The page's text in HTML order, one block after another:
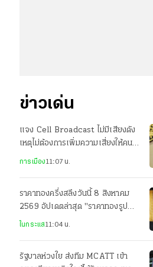
ข่าวเด่น
แจง Cell Broadcast ไม่มีเสียงดัง
เหตุไม่ต้องการเพิ่มความเสี่ยงให้คนที่
หลบซ่อน
การเมือง11:07 น.
ราคาทองครึ่งสลึงวันนี้ 8 สิงหาคม
2569 อัปเดตล่าสุด "ราคาทองรูป
พรรณ" กี่บาทแล้ว
ในกระแส11:04 น.
รัฐบาลห่วงใย ส่งทีม MCATT เข้า